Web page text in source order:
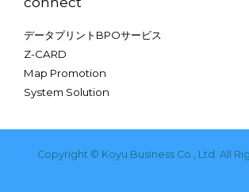
データプリントBPOサービス
Z-CARD
Map Promotion
System Solution
Copyright © Koyu Business Co., Ltd. All